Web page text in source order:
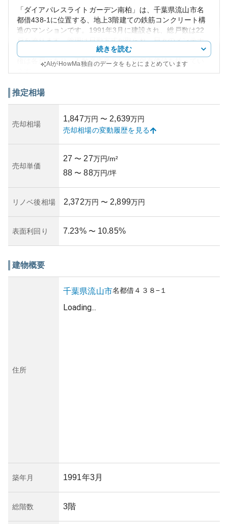
「ダイアパレスライトガーデン南柏」は、千葉県流山市名
都借438-1に位置する、地上3階建ての鉄筋コンクリート構
造のマンションです。1991年3月に建設され、総戸数は22
戸を誇ります。管理は日勤方式が取られ、日々のメンテナ
ンスがしっかり行われていることが特徴です。土地の所有
権は各戸にあり、不動産資産としての保有価値を持ってい
性も備わっています。近隣にはスーパーや学校、公園など
ンなデザインが施され、周囲の住宅と調和して落ち着いた
印象を与えます。
一方で、築年数が30年以上経過していることは、所有リス
もに、建物自体の価値が低下する可能性がありますが、地
理的条件や周辺の開発状況によっては資産価値を保ち続け
選択肢と言えるでしょう。
続きを読む
AIがHowMa独自のデータをもとにまとめています
推定相場
売却相場
1,847万円 〜 2,639万円
売却相場の変動履歴を見る
売却単価
27 〜 27万円/m²
88 〜 88万円/坪
リノベ後相場 2,372万円 〜 2,899万円
表面利回り 7.23% 〜 10.85%
建物概要
住所
千葉県流山市名都借４３８−１
Loading...
築年月 1991年3月
総階数 3階